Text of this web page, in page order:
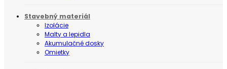
Stavebný materiál
Izolácie
Malty a lepidla
Akumulačné dosky
Omietky